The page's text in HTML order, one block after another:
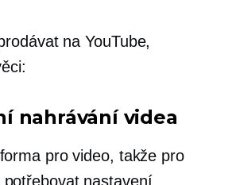
na YouTube,
nahrávání videa
pro video, takže pro
nastavení